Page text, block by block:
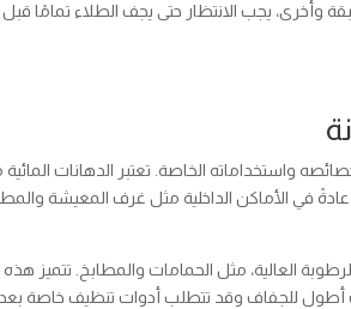
وأخرى، يجب الانتظار حتى يجف الطلاء تمامًا قبل
واستخداماته الخاصة. تعتبر الدهانات
في الأماكن الداخلية مثل غرف المعيشة
العالية، مثل الحمامات والمطابخ. تتميز هذه
أطول للجفاف وقد تتطلب أدوات تنظيف خاصة بعد